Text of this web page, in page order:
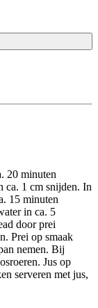
20 minuten
ca. 1 cm snijden. In
15 minuten
in ca. 5
door prei
Prei op smaak
nemen. Bij
Jus op
serveren met jus,